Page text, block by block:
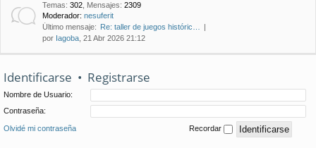
Temas: 302 Mensajes: 2309
Moderador: nesuferit
Último mensaje: Re: taller de juegos históric…
por Iagoba , 21 Abr 2026 21:12
Identificarse • Registrarse
Nombre de Usuario:
Contraseña:
Olvidé mi contraseña Recordar